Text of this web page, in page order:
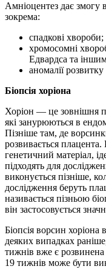
Амніоцентез дає змогу
зокрема:
спадкові хвороби;
хромосомні
Едвардса та
аномалії
Біопсія хоріона
Хоріон — це зовнішня
які занурюються в
Пізніше там, де
розвивається
генетичний матеріал,
підходять для
виконується пізніше,
дослідження беруть
називається пізньою
він застосовується
Біопсія ворсин хоріона
деяких випадках
тижнів вже є
19 тижнів може бути